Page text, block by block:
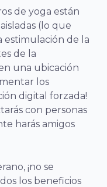
de yoga están
(lo que
estimulación de la
de la
una ubicación
los
digital forzada!
con personas
harás amigos
¡no se
los beneficios